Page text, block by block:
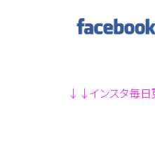
↓↓インスタ毎